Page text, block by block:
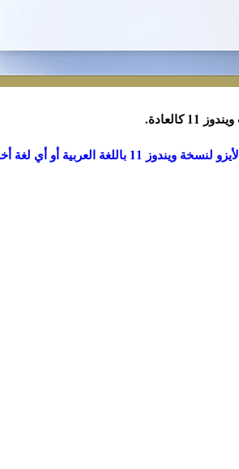
شرح خطوة بخطوة طريقة تحميل ملف الأيزو لنسخة ويندوز 11